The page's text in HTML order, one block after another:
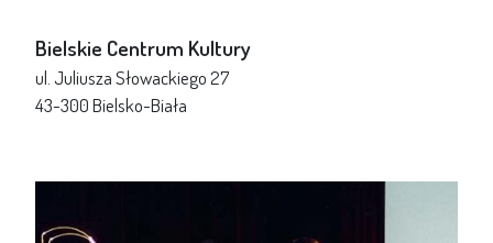
Bielskie Centrum Kultury
ul. Juliusza Słowackiego 27
43-300 Bielsko-Biała